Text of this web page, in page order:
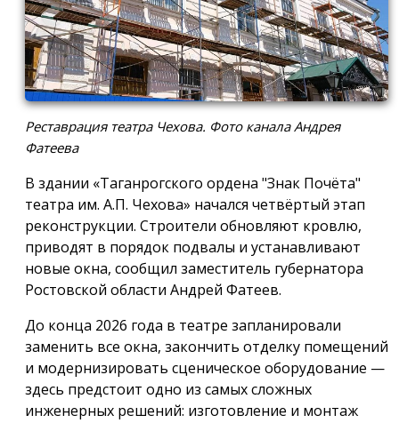
Реставрация театра Чехова. Фото канала Андрея
Фатеева
В здании «Таганрогского ордена "Знак Почёта"
театра им. А.П. Чехова» начался четвёртый этап
реконструкции. Строители обновляют кровлю,
приводят в порядок подвалы и устанавливают
новые окна, сообщил заместитель губернатора
Ростовской области Андрей Фатеев.
До конца 2026 года в театре запланировали
заменить все окна, закончить отделку помещений
и модернизировать сценическое оборудование —
здесь предстоит одно из самых сложных
инженерных решений: изготовление и монтаж